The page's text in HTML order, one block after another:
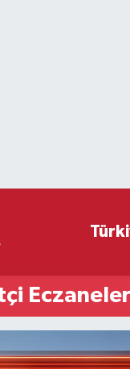
Eczaneler